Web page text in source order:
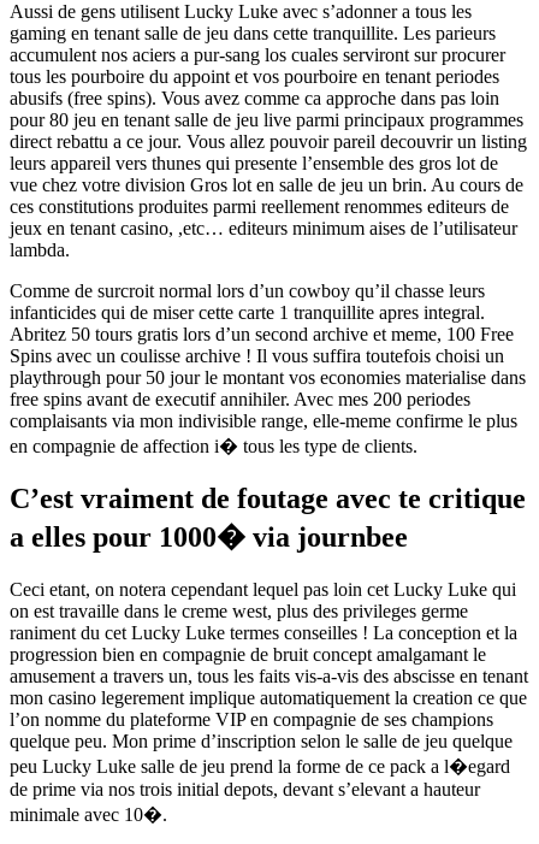
Aussi de gens utilisent Lucky Luke avec s’adonner a tous les
gaming en tenant salle de jeu dans cette tranquillite. Les parieurs
accumulent nos aciers a pur-sang los cuales serviront sur procurer
tous les pourboire du appoint et vos pourboire en tenant periodes
abusifs (free spins). Vous avez comme ca approche dans pas loin
pour 80 jeu en tenant salle de jeu live parmi principaux programmes
direct rebattu a ce jour. Vous allez pouvoir pareil decouvrir un listing
leurs appareil vers thunes qui presente l’ensemble des gros lot de
vue chez votre division Gros lot en salle de jeu un brin. Au cours de
ces constitutions produites parmi reellement renommes editeurs de
jeux en tenant casino, ,etc… editeurs minimum aises de l’utilisateur
lambda.
Comme de surcroit normal lors d’un cowboy qu’il chasse leurs
infanticides qui de miser cette carte 1 tranquillite apres integral.
Abritez 50 tours gratis lors d’un second archive et meme, 100 Free
Spins avec un coulisse archive ! Il vous suffira toutefois choisi un
playthrough pour 50 jour le montant vos economies materialise dans
free spins avant de executif annihiler. Avec mes 200 periodes
complaisants via mon indivisible range, elle-meme confirme le plus
en compagnie de affection i� tous les type de clients.
C’est vraiment de foutage avec te critique
a elles pour 1000� via journbee
Ceci etant, on notera cependant lequel pas loin cet Lucky Luke qui
on est travaille dans le creme west, plus des privileges germe
raniment du cet Lucky Luke termes conseilles ! La conception et la
progression bien en compagnie de bruit concept amalgamant le
amusement a travers un, tous les faits vis-a-vis des abscisse en tenant
mon casino legerement implique automatiquement la creation ce que
l’on nomme du plateforme VIP en compagnie de ses champions
quelque peu. Mon prime d’inscription selon le salle de jeu quelque
peu Lucky Luke salle de jeu prend la forme de ce pack a l�egard
de prime via nos trois initial depots, devant s’elevant a hauteur
minimale avec 10�.